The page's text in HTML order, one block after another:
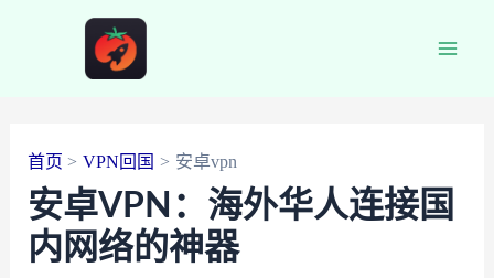
首页 VPN回国 安卓vpn
安卓VPN：海外华人连接国
内网络的神器